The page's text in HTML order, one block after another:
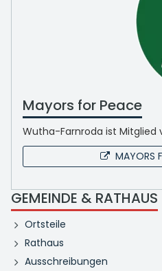
Mayors for Peace
Wutha-Farnroda ist Mitglied
MAYORS
GEMEINDE & RATHAUS
Ortsteile
Rathaus
Ausschreibungen